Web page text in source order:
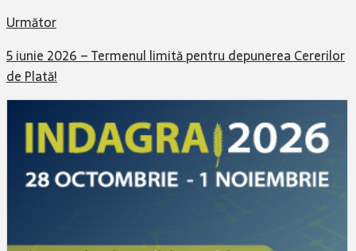
Următor
5 iunie 2026 – Termenul limită pentru depunerea Cererilor
de Plată!